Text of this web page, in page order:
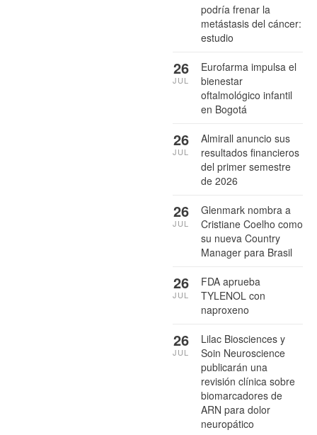
podría frenar la
metástasis del cáncer:
estudio
Eurofarma impulsa el
bienestar
oftalmológico infantil
en Bogotá
26
JUL
Almirall anuncio sus
resultados financieros
del primer semestre
de 2026
26
JUL
Glenmark nombra a
Cristiane Coelho como
su nueva Country
Manager para Brasil
26
JUL
FDA aprueba
TYLENOL con
naproxeno
26
JUL
Lilac Biosciences y
Soin Neuroscience
publicarán una
revisión clínica sobre
biomarcadores de
ARN para dolor
neuropático
26
JUL